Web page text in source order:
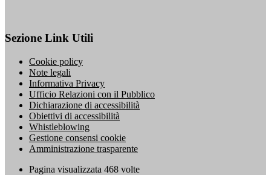
Sezione Link Utili
Cookie policy
Note legali
Informativa Privacy
Ufficio Relazioni con il Pubblico
Dichiarazione di accessibilità
Obiettivi di accessibilità
Whistleblowing
Gestione consensi cookie
Amministrazione trasparente
Pagina visualizzata 468 volte